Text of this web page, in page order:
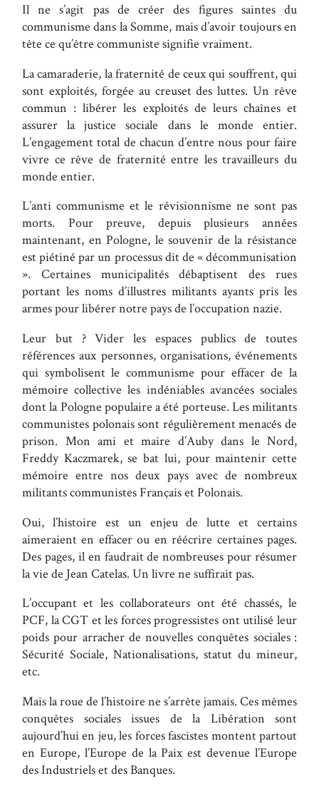
Il ne s’agit pas de créer des figures saintes du
communisme dans la Somme, mais d’avoir toujours en
tête ce qu’être communiste signifie vraiment.
La camaraderie, la fraternité de ceux qui souffrent, qui
sont exploités, forgée au creuset des luttes. Un rêve
commun : libérer les exploités de leurs chaînes et
assurer la justice sociale dans le monde entier.
L’engagement total de chacun d’entre nous pour faire
vivre ce rêve de fraternité entre les travailleurs du
monde entier.
L’anti communisme et le révisionnisme ne sont pas
morts. Pour preuve, depuis plusieurs années
maintenant, en Pologne, le souvenir de la résistance
est piétiné par un processus dit de « décommunisation
». Certaines municipalités débaptisent des rues
portant les noms d’illustres militants ayants pris les
armes pour libérer notre pays de l’occupation nazie.
Leur but ? Vider les espaces publics de toutes
références aux personnes, organisations, événements
qui symbolisent le communisme pour effacer de la
mémoire collective les indéniables avancées sociales
dont la Pologne populaire a été porteuse. Les militants
communistes polonais sont régulièrement menacés de
prison. Mon ami et maire d’Auby dans le Nord,
Freddy Kaczmarek, se bat lui, pour maintenir cette
mémoire entre nos deux pays avec de nombreux
militants communistes Français et Polonais.
Oui, l’histoire est un enjeu de lutte et certains
aimeraient en effacer ou en réécrire certaines pages.
Des pages, il en faudrait de nombreuses pour résumer
la vie de Jean Catelas. Un livre ne suffirait pas.
L’occupant et les collaborateurs ont été chassés, le
PCF, la CGT et les forces progressistes ont utilisé leur
poids pour arracher de nouvelles conquêtes sociales :
Sécurité Sociale, Nationalisations, statut du mineur,
etc.
Mais la roue de l’histoire ne s’arrête jamais. Ces mêmes
conquêtes sociales issues de la Libération sont
aujourd’hui en jeu, les forces fascistes montent partout
en Europe, l’Europe de la Paix est devenue l’Europe
des Industriels et des Banques.